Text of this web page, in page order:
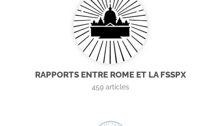
RAPPORTS ENTRE ROME ET LA FSSPX
459 articles